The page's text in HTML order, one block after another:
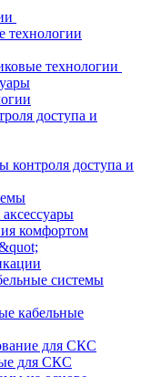
технологии
технологии
доступа и
контроля доступа и
комфортом
системы
кабельные
для СКС
для СКС